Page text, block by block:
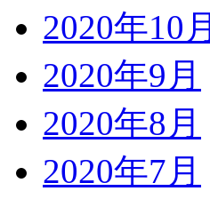
2020年10月
2020年9月
2020年8月
2020年7月